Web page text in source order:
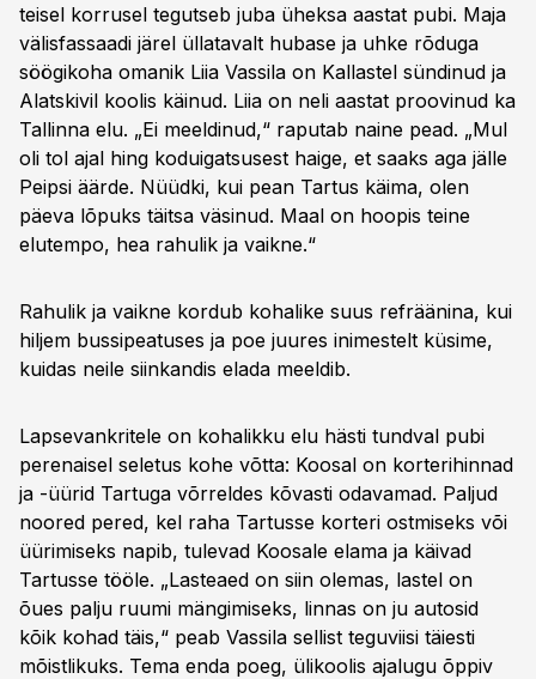
teisel korrusel tegutseb juba üheksa aastat pubi. Maja
välisfassaadi järel üllatavalt hubase ja uhke rõduga
söögikoha omanik Liia Vassila on Kallastel sündinud ja
Alatskivil koolis käinud. Liia on neli aastat proovinud ka
Tallinna elu. „Ei meeldinud,“ raputab naine pead. „Mul
oli tol ajal hing koduigatsusest haige, et saaks aga jälle
Peipsi äärde. Nüüdki, kui pean Tartus käima, olen
päeva lõpuks täitsa väsinud. Maal on hoopis teine
elutempo, hea rahulik ja vaikne.“
Rahulik ja vaikne kordub kohalike suus refräänina, kui
hiljem bussipeatuses ja poe juures inimestelt küsime,
kuidas neile siinkandis elada meeldib.
Lapsevankritele on kohalikku elu hästi tundval pubi
perenaisel seletus kohe võtta: Koosal on korterihinnad
ja -üürid Tartuga võrreldes kõvasti odavamad. Paljud
noored pered, kel raha Tartusse korteri ostmiseks või
üürimiseks napib, tulevad Koosale elama ja käivad
Tartusse tööle. „Lasteaed on siin olemas, lastel on
õues palju ruumi mängimiseks, linnas on ju autosid
kõik kohad täis,“ peab Vassila sellist teguviisi täiesti
mõistlikuks. Tema enda poeg, ülikoolis ajalugu õppiv